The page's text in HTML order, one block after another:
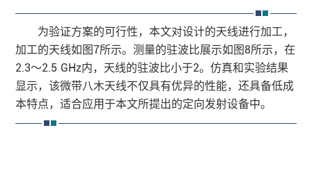
为验证方案的可行性，本文对设计的天线进行加工，
加工的天线如图7所示。测量的驻波比展示如图8所示，在
2.3～2.5 GHz内，天线的驻波比小于2。仿真和实验结果
显示，该微带八木天线不仅具有优异的性能，还具备低成
本特点，适合应用于本文所提出的定向发射设备中。